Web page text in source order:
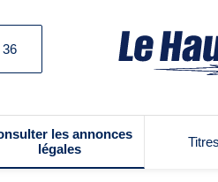
36
les annonces
légales